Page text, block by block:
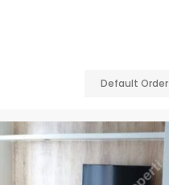
Default Order